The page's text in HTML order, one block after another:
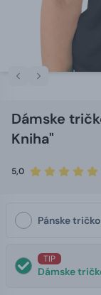
Dámske
Kniha"
5,0
Pánske
TIP
Dámske